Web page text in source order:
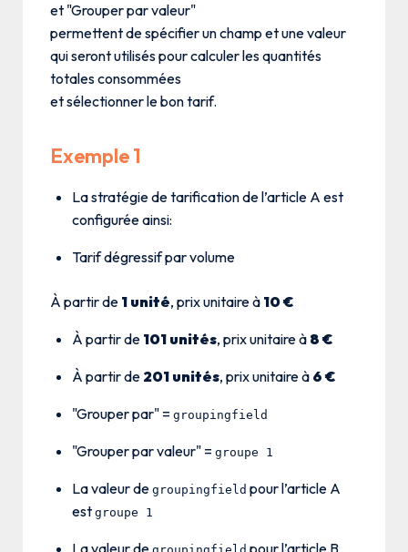
et "Grouper par valeur"
permettent de spécifier un champ et une valeur
qui seront utilisés pour calculer les quantités
totales consommées
et sélectionner le bon tarif.
Exemple 1
La stratégie de tarification de l’article A est
configurée ainsi:
Tarif dégressif par volume
À partir de 1 unité, prix unitaire à 10 €
À partir de 101 unités, prix unitaire à 8 €
À partir de 201 unités, prix unitaire à 6 €
"Grouper par" = groupingfield
"Grouper par valeur" = groupe 1
La valeur de groupingfield pour l’article A
est groupe 1